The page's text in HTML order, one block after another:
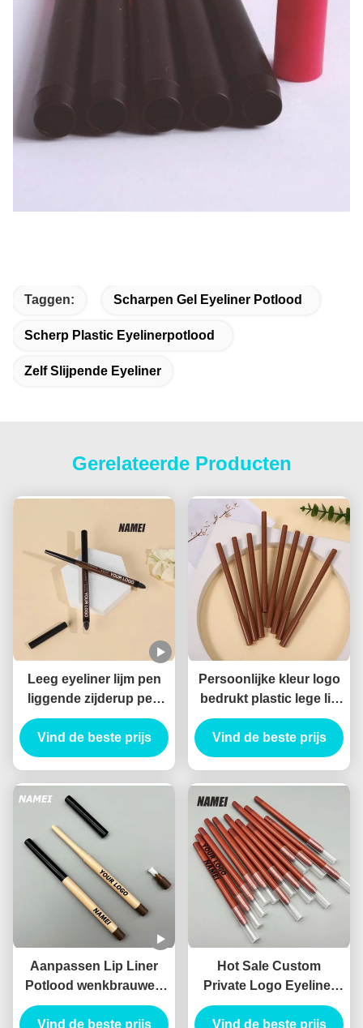
Taggen: Scharpen Gel Eyeliner Potlood
Scherp Plastic Eyelinerpotlood
Zelf Slijpende Eyeliner
Gerelateerde Producten
Leeg eyeliner lijm pen
liggende zijderup pen
waterdicht duurzaam op
maat gel eyeliner
potlood Container
Vind de beste prijs
Persoonlijke kleur logo
bedrukt plastic lege lip
liner buis pakket
container dunne lipliner
buis
Vind de beste prijs
Aanpassen Lip Liner
Potlood wenkbrauwen
eyeliner buis met
borstel lip liner potlood
Vind de beste prijs
Hot Sale Custom
Private Logo Eyeliner
Potlood Container
Blister potlood Slim
Vind de beste prijs